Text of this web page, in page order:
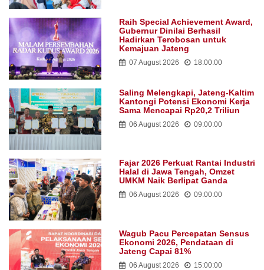
Raih Special Achievement Award,
Gubernur Dinilai Berhasil
Hadirkan Terobosan untuk
Kemajuan Jateng
07 August 2026 18:00:00
Saling Melengkapi, Jateng-Kaltim
Kantongi Potensi Ekonomi Kerja
Sama Mencapai Rp20,2 Triliun
06 August 2026 09:00:00
Fajar 2026 Perkuat Rantai Industri
Halal di Jawa Tengah, Omzet
UMKM Naik Berlipat Ganda
06 August 2026 09:00:00
Wagub Pacu Percepatan Sensus
Ekonomi 2026, Pendataan di
Jateng Capai 81%
06 August 2026 15:00:00